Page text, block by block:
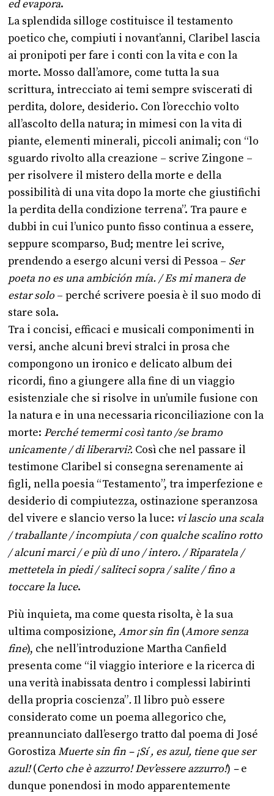
ed evapora.
La splendida silloge costituisce il testamento
poetico che, compiuti i novant’anni, Claribel lascia
ai pronipoti per fare i conti con la vita e con la
morte. Mosso dall’amore, come tutta la sua
scrittura, intrecciato ai temi sempre sviscerati di
perdita, dolore, desiderio. Con l’orecchio volto
all’ascolto della natura; in mimesi con la vita di
piante, elementi minerali, piccoli animali; con “lo
sguardo rivolto alla creazione – scrive Zingone –
per risolvere il mistero della morte e della
possibilità di una vita dopo la morte che giustifichi
la perdita della condizione terrena”. Tra paure e
dubbi in cui l’unico punto fisso continua a essere,
seppure scomparso, Bud; mentre lei scrive,
prendendo a esergo alcuni versi di Pessoa – Ser
poeta no es una ambición mía. / Es mi manera de
estar solo – perché scrivere poesia è il suo modo di
stare sola.
Tra i concisi, efficaci e musicali componimenti in
versi, anche alcuni brevi stralci in prosa che
compongono un ironico e delicato album dei
ricordi, fino a giungere alla fine di un viaggio
esistenziale che si risolve in un’umile fusione con
la natura e in una necessaria riconciliazione con la
morte: Perché temermi così tanto /se bramo
unicamente / di liberarvi?. Così che nel passare il
testimone Claribel si consegna serenamente ai
figli, nella poesia “Testamento”, tra imperfezione e
desiderio di compiutezza, ostinazione speranzosa
del vivere e slancio verso la luce: vi lascio una scala
/ traballante / incompiuta / con qualche scalino rotto
/ alcuni marci / e più di uno / intero. / Riparatela /
mettetela in piedi / saliteci sopra / salite / fino a
toccare la luce.
Più inquieta, ma come questa risolta, è la sua
ultima composizione, Amor sin fin (Amore senza
fine), che nell’introduzione Martha Canfield
presenta come “il viaggio interiore e la ricerca di
una verità inabissata dentro i complessi labirinti
della propria coscienza”.Il libro può essere
considerato come un poema allegorico che,
preannunciato dall’esergo tratto dal poema di José
GorostizaMuerte sin fin – ¡Sí , es azul, tiene que ser
azul!(Certo che è azzurro! Dev’essere azzurro!) –e
dunque ponendosi in modo apparentemente